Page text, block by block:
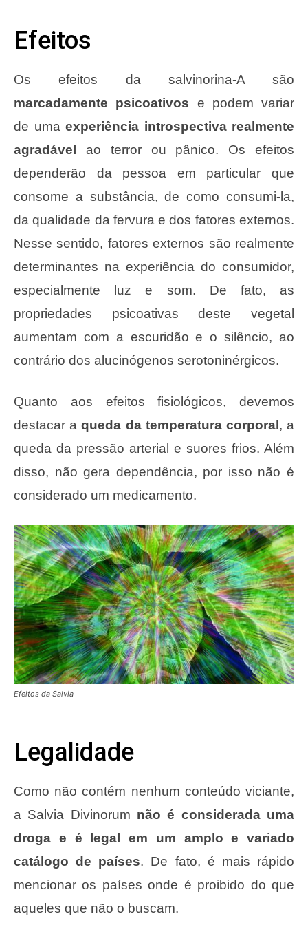
Efeitos
Os efeitos da salvinorina-A são
marcadamente psicoativos e podem variar
de uma experiência introspectiva realmente
agradável ao terror ou pânico. Os efeitos
dependerão da pessoa em particular que
consome a substância, de como consumi-la,
da qualidade da fervura e dos fatores externos.
Nesse sentido, fatores externos são realmente
determinantes na experiência do consumidor,
especialmente luz e som. De fato, as
propriedades psicoativas deste vegetal
aumentam com a escuridão e o silêncio, ao
contrário dos alucinógenos serotoninérgicos.
Quanto aos efeitos fisiológicos, devemos
destacar aqueda da temperatura corporal, a
queda da pressão arterial e suores frios. Além
disso, não gera dependência, por isso não é
considerado um medicamento.
Efeitos da Salvia
Legalidade
Como não contém nenhum conteúdo viciante,
a Salvia Divinorum não é considerada uma
droga e é legal em um amplo e variado
catálogo de países. De fato, é mais rápido
mencionar os países onde é proibido do que
aqueles que não o buscam.